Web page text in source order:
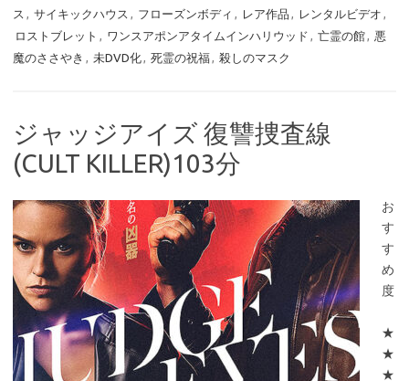
ス , サイキックハウス , フローズンボディ , レア作品 , レンタルビデオ ,
ロストブレット , ワンスアポンアタイムインハリウッド , 亡霊の館, 悪
魔のささやき , 未DVD化, 死霊の祝福, 殺しのマスク
ジャッジアイズ 復讐捜査線
(CULT KILLER)103分
お
す
す
め
度
★
★
★